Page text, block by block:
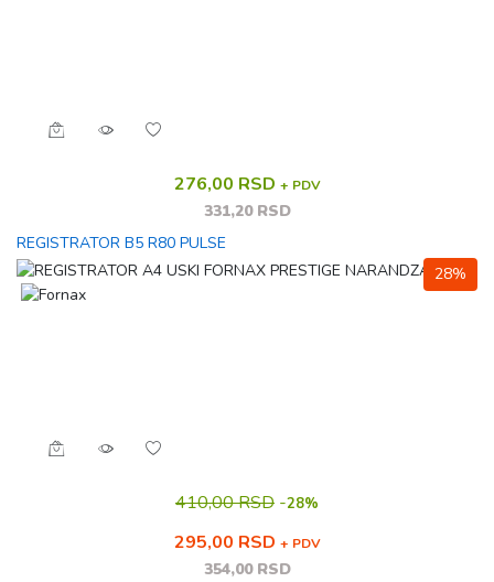
276,00 RSD + PDV
331,20 RSD
REGISTRATOR B5 R80 PULSE
28%
410,00 RSD -28%
295,00 RSD + PDV
354,00 RSD